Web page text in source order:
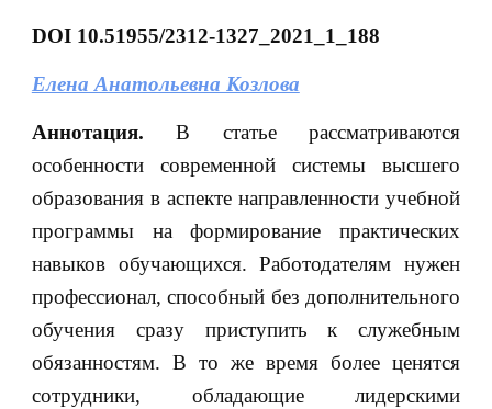
DOI10.51955/2312-1327_2021_1_188
Елена Анатольевна Козлова
Аннотация. В статье рассматриваются
особенности современной системы высшего
образования в аспекте направленности учебной
программы на формирование практических
навыков обучающихся. Работодателям нужен
профессионал, способный без дополнительного
обучения сразу приступить к служебным
обязанностям. В то же время более ценятся
сотрудники, обладающие лидерскими